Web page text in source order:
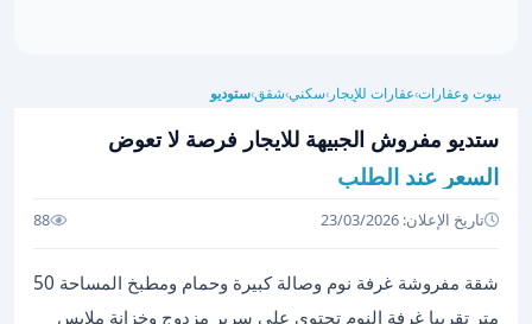
بيوت وعقارات›عقارات للإيجار ›سكني›شقق›ستوديو
ستديو مفروش الجبيهة للايجار فرصة لا تعوض
السعر عند الطلب
تاريخ الإعلان: 23/03/2026 88
شقة مفروشة غرفة نوم وصالة كبيرة وحمام ومطبخ المساحة 50
متر تقريبا غرفة النوم تحتوي على سرير مزدوج وخزانة ملابس